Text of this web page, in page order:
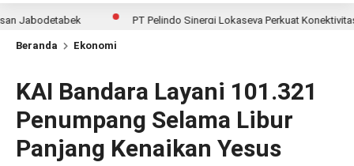
PT Pelindo Sinergi Lokaseva Perkuat Konektivitas
Beranda Ekonomi
KAI Bandara Layani 101.321
Penumpang Selama Libur
Panjang Kenaikan Yesus